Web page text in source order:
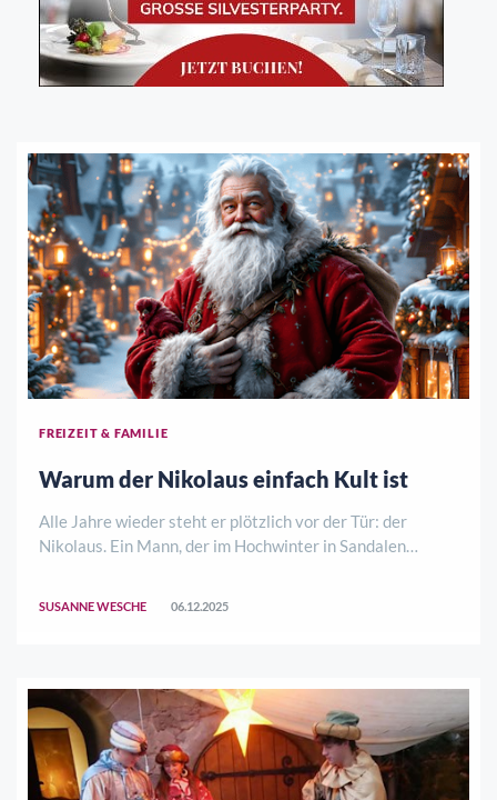
FREIZEIT & FAMILIE
Warum der Nikolaus einfach Kult ist
Alle Jahre wieder steht er plötzlich vor der Tür: der
Nikolaus. Ein Mann, der im Hochwinter in Sandalen
SUSANNE WESCHE 06.12.2025